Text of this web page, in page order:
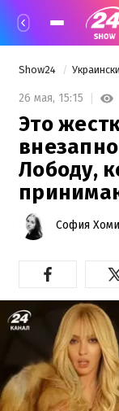
Show24
26 мая, 15:15
Это
Лободу,
София